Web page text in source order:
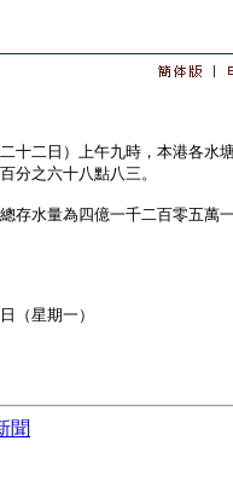
二日）上午九時，本港各水
分之六十八點八三。
水量為四億一千二百零五萬
（星期一）
聞